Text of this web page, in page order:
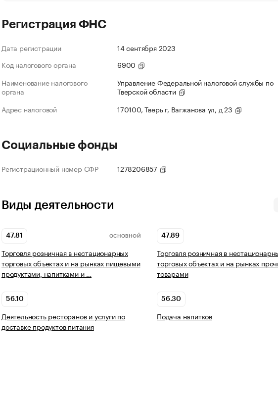
Регистрация ФНС
Дата регистрации
14 сентября 2023
Код налогового органа
6900
Наименование налогового
органа
Управление Федеральной налоговой службы по
Тверской области
Адрес налоговой
170100, Тверь г, Вагжанова ул, д 23
Социальные фонды
Регистрационный номер СФР 1278206857
Виды деятельности
47.81 ОСНОВНОЙ
Торговля розничная в нестационарных
торговых объектах и на рынках пищевыми
продуктами, напитками и …
47.89
Торговля розничная в
торговых объектах и на рынках
товарами
56.10
Деятельность ресторанов и услуги по
доставке продуктов питания
56.30
Подача напитков